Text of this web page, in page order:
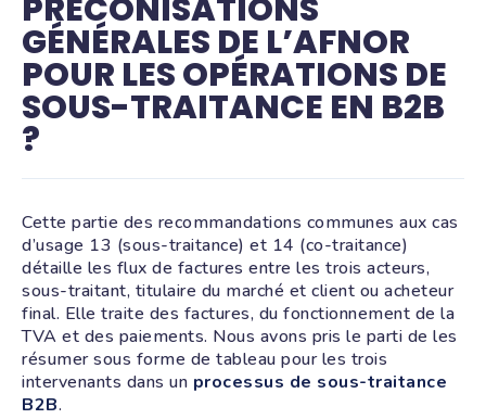
PRÉCONISATIONS
GÉNÉRALES DE L’AFNOR
POUR LES OPÉRATIONS DE
SOUS-TRAITANCE EN B2B
?
Cette partie des recommandations communes aux cas
d’usage 13 (sous-traitance) et 14 (co-traitance)
détaille les flux de factures entre les trois acteurs,
sous-traitant, titulaire du marché et client ou acheteur
final. Elle traite des factures, du fonctionnement de la
TVA et des paiements. Nous avons pris le parti de les
résumer sous forme de tableau pour les trois
intervenants dans un processus de sous-traitance
B2B.